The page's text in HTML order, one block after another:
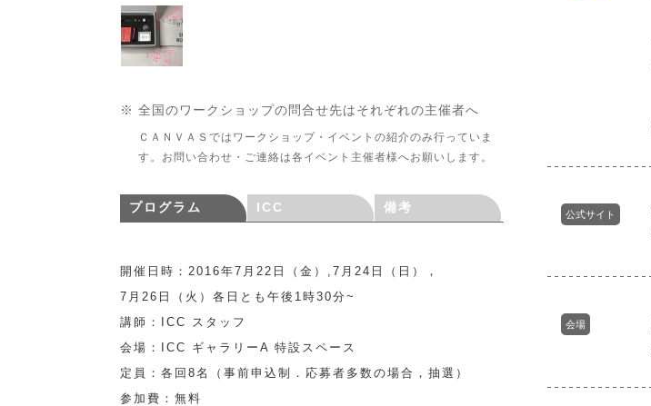
※ 全国のワークショップの問合せ先はそれぞれの主催者へ
ＣＡＮＶＡＳではワークショップ・イベントの紹介のみ行っていま
す。お問い合わせ・ご連絡は各イベント主催者様へお願いします。
プログラム ICC 備考
開催日時：2016年7月22日（金）,7月24日（日），
7月26日（火）各日とも午後1時30分~
講師：ICC スタッフ
会場：ICC ギャラリーA 特設スペース
定員：各回8名（事前申込制．応募者多数の場合，抽選）
参加費：無料
公式サイト
会場